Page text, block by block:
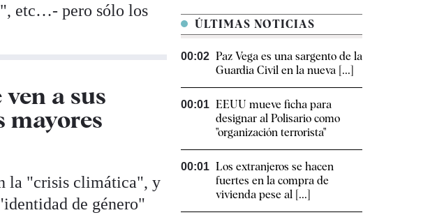
etc…- pero sólo los
a sus
mayores
la "crisis climática", y
de género"
ÚLTIMAS NOTICIAS
00:02 Paz Vega es una sargento de la
Guardia Civil en la nueva [...]
00:01 EEUU mueve ficha para
designar al Polisario como
"organización terrorista"
00:01 Los extranjeros se hacen
fuertes en la compra de
vivienda pese al [...]